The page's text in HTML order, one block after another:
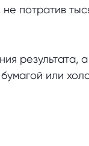
потратив
результата,
или